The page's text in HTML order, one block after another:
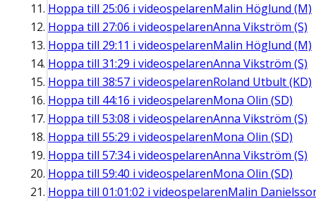
Hoppa till 25:06 i videospelarenMalin Höglund (M)
Hoppa till 27:06 i videospelarenAnna Vikström (S)
Hoppa till 29:11 i videospelarenMalin Höglund (M)
Hoppa till 31:29 i videospelarenAnna Vikström (S)
Hoppa till 38:57 i videospelarenRoland Utbult (KD)
Hoppa till 44:16 i videospelarenMona Olin (SD)
Hoppa till 53:08 i videospelarenAnna Vikström (S)
Hoppa till 55:29 i videospelarenMona Olin (SD)
Hoppa till 57:34i videospelarenAnna Vikström (S)
Hoppa till 59:40 i videospelarenMona Olin (SD)
Hoppa till 01:01:02 i videospelarenMalin